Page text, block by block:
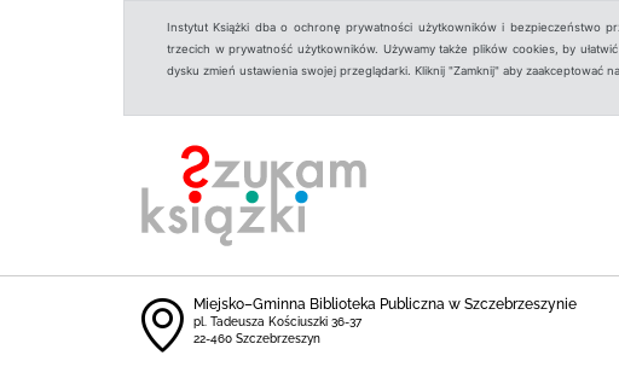
Instytut Książki dba o ochronę prywatności użytkowników i bezpieczeństwo
trzecich w prywatność użytkowników. Używamy także plików cookies, by
dysku zmień ustawienia swojej przeglądarki. Kliknij "Zamknij" aby zaakceptować
Miejsko–Gminna Biblioteka Publiczna w Szczebrzeszynie
pl. Tadeusza Kościuszki 36-37
22-460 Szczebrzeszyn